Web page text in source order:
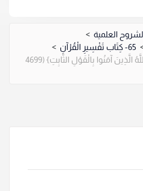
العلمية >
65- كِتَاب تَفْسِيرِ الْقُرْآنِ
>
79- سُورَةُ إِبْرَاهِيمَ 2 بَاب {يُثَبِّتُ اللَّهُ الَّذِينَ آمَنُوا بِالْقَوْلِ الثَّابِتِ} (4699